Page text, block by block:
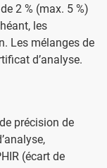
2 % (max. 5 %)
les
Les mélanges de
d’analyse.
précision de
(écart de